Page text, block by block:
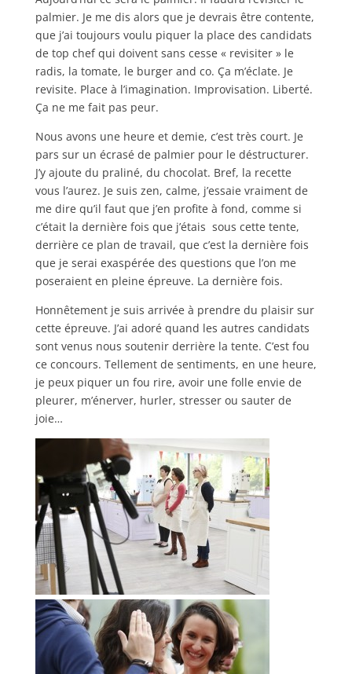
palmier. Je me dis alors que je devrais être contente,
que j’ai toujours voulu piquer la place des candidats
de top chef qui doivent sans cesse « revisiter » le
radis, la tomate, le burger and co. Ça m’éclate. Je
revisite. Place à l’imagination. Improvisation. Liberté.
Ça ne me fait pas peur.
Nous avons une heure et demie, c’est très court. Je
pars sur un écrasé de palmier pour le déstructurer.
J’y ajoute du praliné, du chocolat. Bref, la recette
vous l’aurez. Je suis zen, calme, j’essaie vraiment de
me dire qu’il faut que j’en profite à fond, comme si
c’était la dernière fois que j’étais sous cette tente,
derrière ce plan de travail, que c’est la dernière fois
que je serai exaspérée des questions que l’on me
poseraient en pleine épreuve. La dernière fois.
Honnêtement je suis arrivée à prendre du plaisir sur
cette épreuve. J’ai adoré quand les autres candidats
sont venus nous soutenir derrière la tente. C’est fou
ce concours. Tellement de sentiments, en une heure,
je peux piquer un fou rire, avoir une folle envie de
pleurer, m’énerver, hurler, stresser ou sauter de
joie…